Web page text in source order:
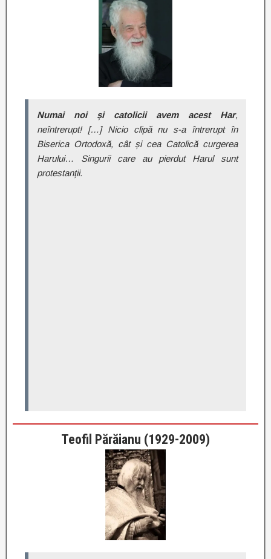
Numai noi și catolicii avem acest Har,
neîntrerupt! […] Nicio clipă nu s-a întrerupt în
Biserica Ortodoxă, cât și cea Catolică curgerea
Harului… Singurii care au pierdut Harul sunt
protestanții.
Teofil Părăianu (1929-2009)